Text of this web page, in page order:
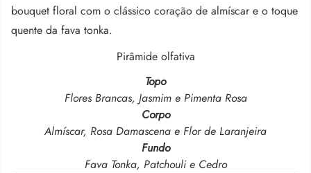
bouquet floral com o clássico coração de almíscar e o toque
quente da fava tonka.
Pirâmide olfativa
Topo
Flores Brancas, Jasmim e Pimenta Rosa
Corpo
Almíscar, Rosa Damascena e Flor de Laranjeira
Fundo
Fava Tonka, Patchouli e Cedro